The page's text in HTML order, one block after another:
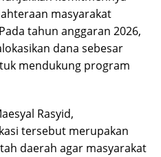
masyarakat
tahun anggaran 2026,
dana sebesar
mendukung program
Rasyid,
tersebut merupakan
daerah agar masyarakat